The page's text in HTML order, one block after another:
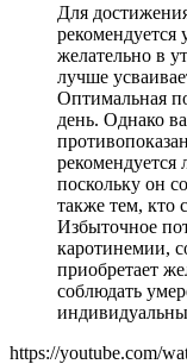
Для
рекомендуется
желательно в
лучше
Оптимальная
день. Однако
поскольку он
также тем, кто
Избыточное
каротинемии,
приобретает
соблюдать
https://youtube.com/